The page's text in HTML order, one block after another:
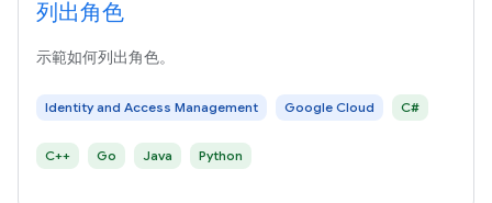
列出角色
示範如何列出角色。
Identity and Access Management Google Cloud C#
C++ Go Java Python